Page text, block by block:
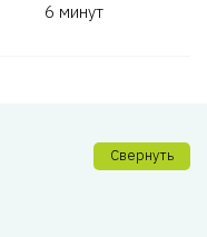
6 минут
Свернуть